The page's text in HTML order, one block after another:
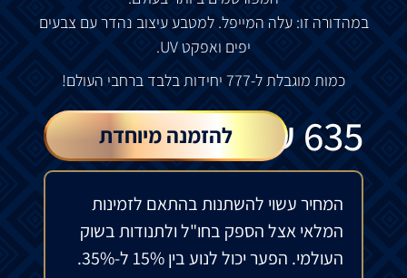
במהדורה זו:עלה המייפל.למטבעעיצוב נהדרעם צבעים
יפים ואפקט
כמות מוגבלתל-777 יחידותבלבד ברחבי העולם!
635
₪ להזמנה מיוחדת
המחיר עשוי להשתנות בהתאם לזמינות
המלאי אצל הספק בחו"ל ולתנודות בשוק
העולמי. הפער יכול לנוע בין 15% ל-35%.